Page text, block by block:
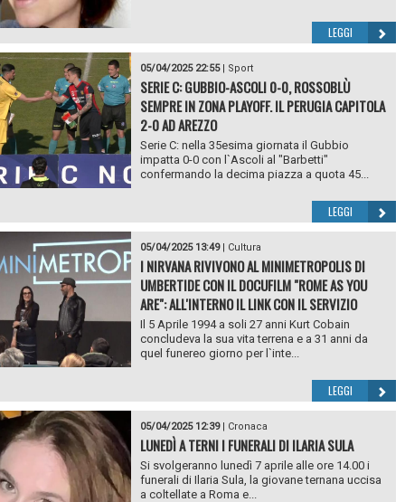
LEGGI
05/04/2025 22:55| Sport
SERIE C: GUBBIO-ASCOLI 0-0, ROSSOBLÙ
SEMPRE IN ZONA PLAYOFF. IL PERUGIA CAPITOLA
2-0 AD AREZZO
Serie C: nella 35esima giornata il Gubbio
impatta 0-0 con l`Ascoli al "Barbetti"
confermando la decima piazza a quota 45...
LEGGI
05/04/2025 13:49| Cultura
I NIRVANA RIVIVONO AL MINIMETROPOLIS DI
UMBERTIDE CON IL DOCUFILM "ROME AS YOU
ARE": ALL'INTERNO IL LINK CON IL SERVIZIO
Il 5 Aprile 1994 a soli 27 anni Kurt Cobain
concludeva la sua vita terrena e a 31 anni da
quel funereo giorno per l`inte...
LEGGI
05/04/2025 12:39| Cronaca
LUNEDÌ A TERNI I FUNERALI DI ILARIA SULA
Si svolgeranno lunedì 7 aprile alle ore 14.00 i
funerali di Ilaria Sula, la giovane ternana uccisa
a coltellate a Roma e...